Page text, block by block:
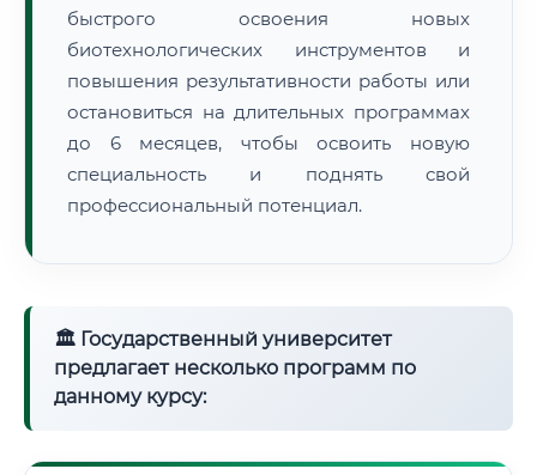
быстрого освоения новых
биотехнологических инструментов и
повышения результативности работы или
остановиться на длительных программах
до 6 месяцев, чтобы освоить новую
специальность и поднять свой
профессиональный потенциал.
🏛 Государственный университет
предлагает несколько программ по
данному курсу: